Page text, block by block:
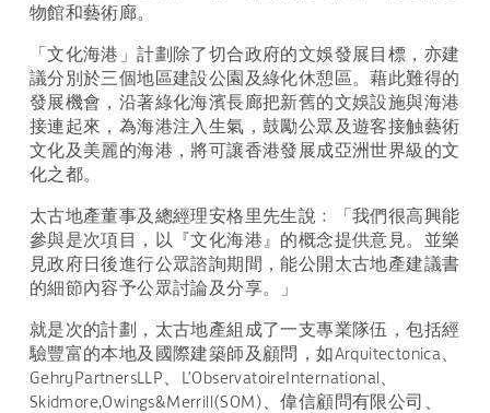
物館和藝術廊。
「文化海港」計劃除了切合政府的文娛發展目標，亦建
議分別於三個地區建設公園及綠化休憩區。藉此難得的
發展機會，沿著綠化海濱長廊把新舊的文娛設施與海港
接連起來，為海港注入生氣，鼓勵公眾及遊客接触藝術
文化及美麗的海港，將可讓香港發展成亞洲世界級的文
化之都。
太古地產董事及總經理安格里先生說﹕「我們很高興能
參與是次項目，以『文化海港』的概念提供意見。並樂
見政府日後進行公眾諮詢期間，能公開太古地產建議書
的細節內容予公眾討論及分享。」
就是次的計劃，太古地產組成了一支專業隊伍，包括經
驗豐富的本地及國際建築師及顧問，如Arquitectonica、
GehryPartnersLLP、L'ObservatoireInternational、
Skidmore,Owings&Merrill(SOM)、偉信顧問有限公司、